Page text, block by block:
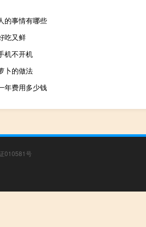
的事情有哪些
吃又鲜
机不开机
卜的做法
年费用多少钱
010581号